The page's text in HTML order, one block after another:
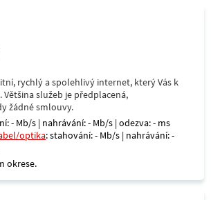
rychlý a spolehlivý internet, který Vás k
Většina služeb je předplacená,
žádné smlouvy.
- Mb/s | nahrávání: - Mb/s | odezva: - ms
optika: stahování: - Mb/s | nahrávání: -
okrese.